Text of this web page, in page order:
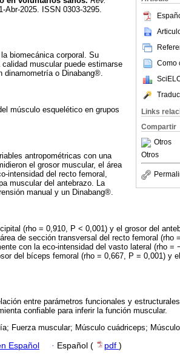
Como
Links
Compartir
Otros
Otros
Abr-2025. ISSN 0303-3295.
biomecánica corporal. Su
muscular puede estimarse
dinamometría o Dinabang®.
músculo esquelético en grupos
antropométricas con una
el grosor muscular, el área
intensidad del recto femoral,
muscular del antebrazo. La
manual y un Dinabang®.
(rho = 0,910, P < 0,001) y el grosor del
de sección transversal del recto femoral (rho
con la eco-intensidad del vasto lateral (rho =
del bíceps femoral (rho = 0,667, P = 0,001) y
entre parámetros funcionales y
confiable para inferir la función muscular.
Fuerza muscular; Músculo cuádriceps;
Español · Español ( pdf )